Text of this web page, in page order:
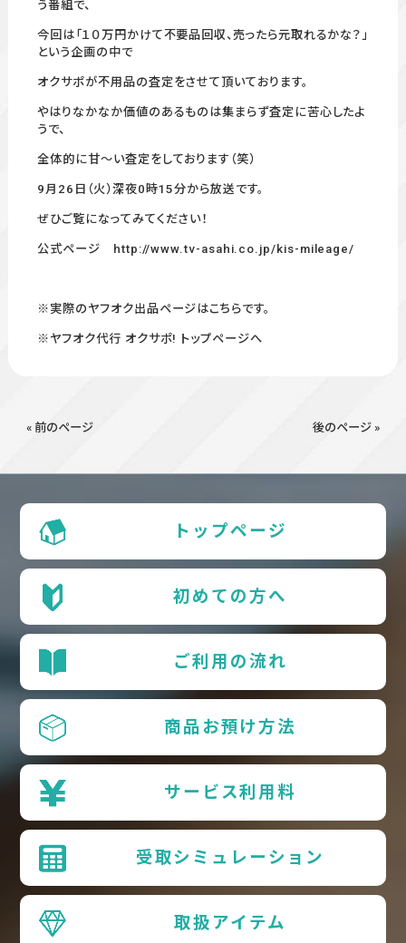
う番組で、
今回は「１０万円かけて不要品回収、売ったら元取れるかな？」
という企画の中で
オクサポが不用品の査定をさせて頂いております。
やはりなかなか価値のあるものは集まらず査定に苦心したよ
うで、
全体的に甘～い査定をしております（笑）
9月26日（火）深夜0時15分から放送です。
ぜひご覧になってみてください！
公式ページ http://www.tv-asahi.co.jp/kis-mileage/
※実際のヤフオク出品ページはこちらです。
※ヤフオク代行 オクサポ! トップページへ
« 前のページ 後のページ »
トップページ
初めての方へ
ご利用の流れ
商品お預け方法
サービス利用料
受取シミュレーション
取扱アイテム